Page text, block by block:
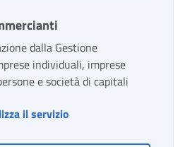
dalla Gestione
individuali, imprese
e società di capitali
il servizio